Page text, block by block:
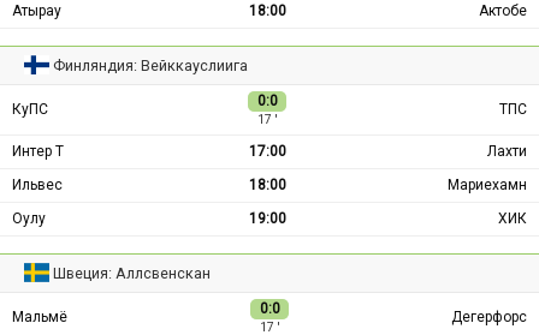
Атырау
18:00 Актобе
Финляндия: Вейккауслиига
КуПС 0:0
17 ′
ТПС
Интер Т 17:00
Лахти
Ильвес
18:00
Мариехамн
Оулу
19:00 ХИК
Швеция: Аллсвенскан
Мальмё 0:0
17 ′
Дегерфорс